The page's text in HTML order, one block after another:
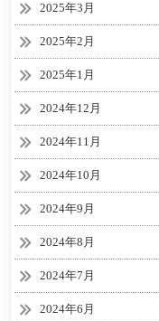
2025年3月
2025年2月
2025年1月
2024年12月
2024年11月
2024年10月
2024年9月
2024年8月
2024年7月
2024年6月